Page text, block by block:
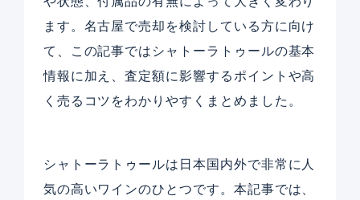
ます。名古屋で売却を検討している方に向け
て、この記事ではシャトーラトゥールの基本
情報に加え、査定額に影響するポイントや高
く売るコツをわかりやすくまとめました。
シャトーラトゥールは日本国内外で非常に人
気の高いワインのひとつです。本記事では、